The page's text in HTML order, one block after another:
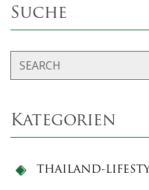
Suche
Kategorien
THAILAND-